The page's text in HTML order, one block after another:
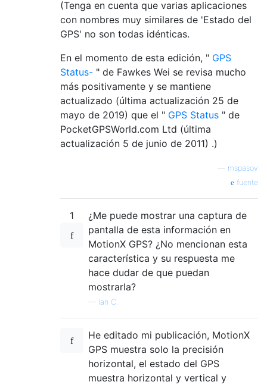
(Tenga en cuenta que varias aplicaciones
con nombres muy similares de 'Estado del
GPS' no son todas idénticas.
En el momento de esta edición, " GPS
Status- " de Fawkes Wei se revisa mucho
más positivamente y se mantiene
actualizado (última actualización 25 de
mayo de 2019) que el " GPS Status " de
PocketGPSWorld.com Ltd (última
actualización 5 de junio de 2011) .)
mspasov
fuente
1
¿Me puede mostrar una captura de
pantalla de esta información en
MotionX GPS? ¿No mencionan esta
característica y su respuesta me
hace dudar de que puedan
mostrarla?
— Ian C.
He editado mi publicación, MotionX
GPS muestra solo la precisión
horizontal, el estado del GPS
muestra horizontal y vertical y